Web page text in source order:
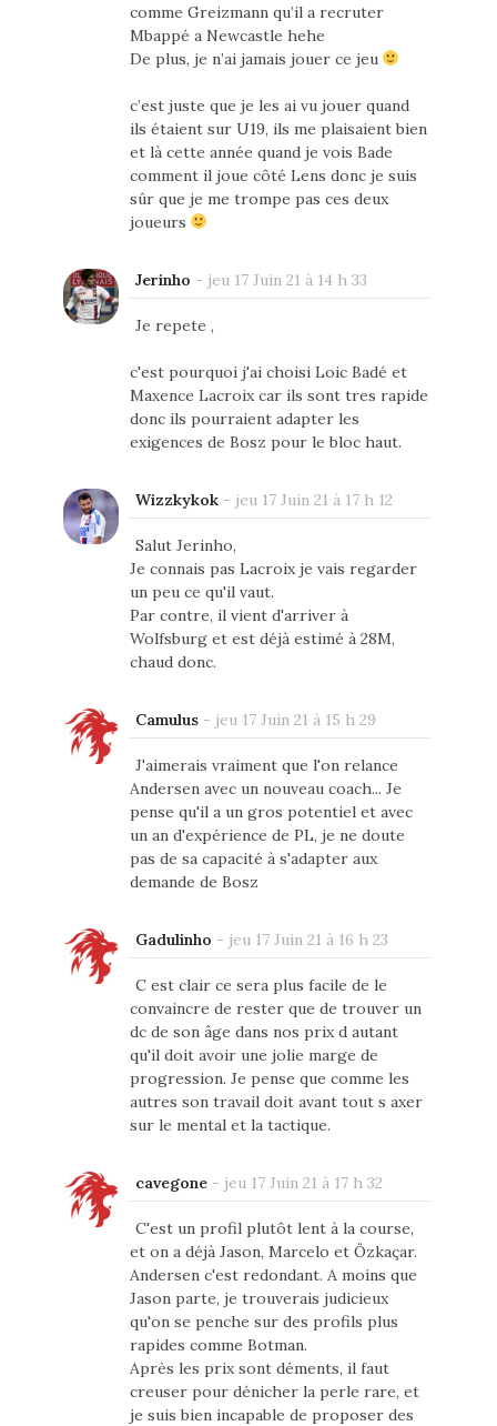
comme Greizmann qu’il a recruter
Mbappé a Newcastle hehe
De plus, je n’ai jamais jouer ce jeu
c’est juste que je les ai vu jouer quand
ils étaient sur U19, ils me plaisaient bien
et là cette année quand je vois Bade
comment il joue côté Lens donc je suis
sûr que je me trompe pas ces deux
joueurs
Jerinho - jeu 17 Juin 21 à 14 h 33
Je repete ,
c'est pourquoi j'ai choisi Loic Badé et
Maxence Lacroix car ils sont tres rapide
donc ils pourraient adapter les
exigences de Bosz pour le bloc haut.
Wizzkykok- jeu 17 Juin 21 à 17 h 12
Salut Jerinho,
Je connais pas Lacroix je vais regarder
un peu ce qu'il vaut.
Par contre, il vient d'arriver à
Wolfsburg et est déjà estimé à 28M,
chaud donc.
Camulus- jeu 17 Juin 21 à 15 h 29
J'aimerais vraiment que l'on relance
Andersen avec un nouveau coach... Je
pense qu'il a un gros potentiel et avec
un an d'expérience de PL, je ne doute
pas de sa capacité à s'adapter aux
demande de Bosz
Gadulinho - jeu 17 Juin 21 à 16 h 23
C est clair ce sera plus facile de le
convaincre de rester que de trouver un
dc de son âge dans nos prix d autant
qu'il doit avoir une jolie marge de
progression. Je pense que comme les
autres son travail doit avant tout s axer
sur le mental et la tactique.
cavegone- jeu 17 Juin 21 à 17 h 32
C'est un profil plutôt lent à la course,
et on a déjà Jason, Marcelo et Özkaçar.
Andersen c'est redondant. A moins que
Jason parte, je trouverais judicieux
qu'on se penche sur des profils plus
rapides comme Botman.
Après les prix sont déments, il faut
creuser pour dénicher la perle rare, et
je suis bien incapable de proposer des